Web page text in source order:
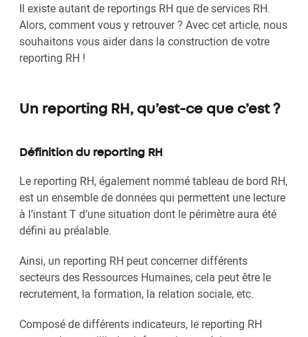
Il existe autant de reportings RH que de services RH.
Alors, comment vous y retrouver ? Avec cet article, nous
souhaitons vous aider dans la construction de votre
reporting RH !
Un reporting RH, qu’est-ce que c’est ?
Définition du reporting RH
Le reporting RH, également nommé tableau de bord RH,
est un ensemble de données qui permettent une lecture
à l’instant T d’une situation dont le périmètre aura été
défini au préalable.
Ainsi, un reporting RH peut concerner différents
secteurs des Ressources Humaines, cela peut être le
recrutement, la formation, la relation sociale, etc.
Composé de différents indicateurs, le reporting RH